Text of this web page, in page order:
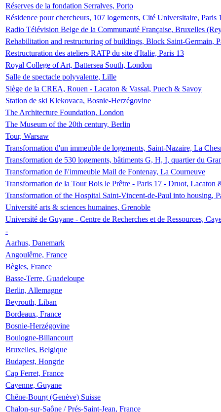
Réserves de la fondation Serralves, Porto
Résidence pour chercheurs, 107 logements, Cité Universitaire, Paris
Radio Télévision Belge de la Communauté Française, Bruxelles
Rehabilitation and restructuring of buildings, Block Saint-Germain,
Restructuration des ateliers RATP du site d'Italie, Paris 13
Royal College of Art, Battersea South, London
Salle de spectacle polyvalente, Lille
Siège de la CREA, Rouen - Lacaton & Vassal, Puech & Savoy
Station de ski Klekovaca, Bosnie-Herzégovine
The Architecture Foundation, London
The Museum of the 20th century, Berlin
Tour, Warsaw
Transformation d'un immeuble de logements, Saint-Nazaire, La
Transformation de 530 logements, bâtiments G, H, I, quartier du
Transformation de l\'immeuble Mail de Fontenay, La Courneuve
Transformation de la Tour Bois le Prêtre - Paris 17 - Druot, Lacaton
Transformation of the Hospital Saint-Vincent-de-Paul into housing,
Université arts & sciences humaines, Grenoble
Université de Guyane - Centre de Recherches et de Ressources,
-
Aarhus, Danemark
Angoulême, France
Bègles, France
Basse-Terre, Guadeloupe
Berlin, Allemagne
Beyrouth, Liban
Bordeaux, France
Bosnie-Herzégovine
Boulogne-Billancourt
Bruxelles, Belgique
Budapest, Hongrie
Cap Ferret, France
Cayenne, Guyane
Chêne-Bourg (Genève) Suisse
Chalon-sur-Saône / Prés-Saint-Jean, France